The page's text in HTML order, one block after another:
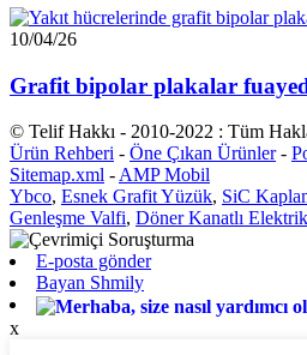
10/04/26
Grafit bipolar plakalar fuayede
© Telif Hakkı - 2010-2022 : Tüm
Ürün Rehberi - Öne Çıkan Ürünler-
Sitemap.xml - AMP Mobil
Ybco, Esnek Grafit Yüzük, SiC
Genleşme Valfi, Döner Kanatlı
E-posta gönder
Bayan Shmily
x